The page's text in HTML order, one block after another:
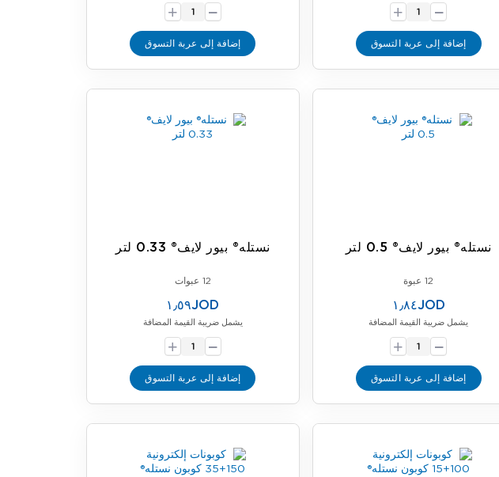
+
إضافة إلى عربة التسوق
+
إضافة إلى عربة التسوق
نستله® بيور لايف® 0.5 لتر
12 عبوة
١٫٨٤JOD
يشمل ضريبة القيمة المضافة
-
+
إضافة إلى عربة التسوق
نستله® بيور لايف® 0.33 لتر
12 عبوات
١٫٥٩JOD
يشمل ضريبة القيمة المضافة
-
+
إضافة إلى عربة التسوق